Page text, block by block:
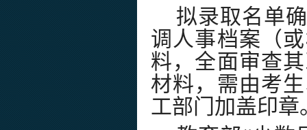
拟录取名单
调人事档案（
料，全面审查
材料，需由考
工部门加盖印章